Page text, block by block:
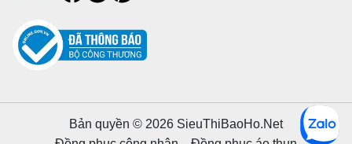
Bản quyền © 2026 SieuThiBaoHo.Net